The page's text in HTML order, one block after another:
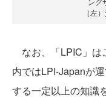
（左
なお、「LPIC」は
内ではLPI-Japanが
する一定以上の知識